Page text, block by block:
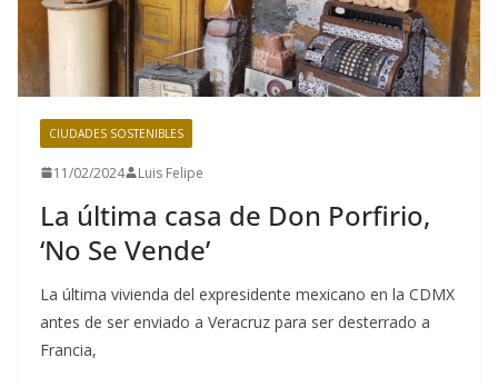
CIUDADES SOSTENIBLES
11/02/2024 Luis Felipe
La última casa de Don Porfirio,
‘No Se Vende’
La última vivienda del expresidente mexicano en la CDMX
antes de ser enviado a Veracruz para ser desterrado a
Francia,